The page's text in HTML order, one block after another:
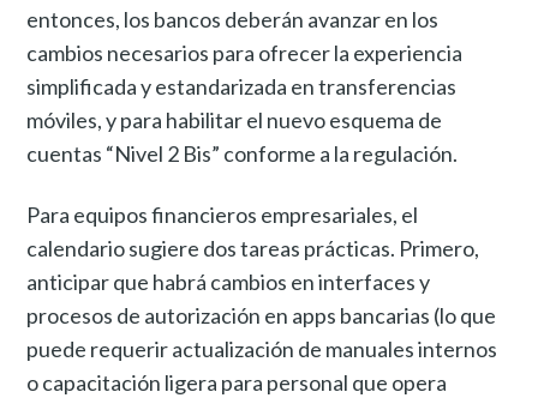
entonces, los bancos deberán avanzar en los
cambios necesarios para ofrecer la experiencia
simplificada y estandarizada en transferencias
móviles, y para habilitar el nuevo esquema de
cuentas “Nivel 2 Bis” conforme a la regulación.
Para equipos financieros empresariales, el
calendario sugiere dos tareas prácticas. Primero,
anticipar que habrá cambios en interfaces y
procesos de autorización en apps bancarias (lo que
puede requerir actualización de manuales internos
o capacitación ligera para personal que opera